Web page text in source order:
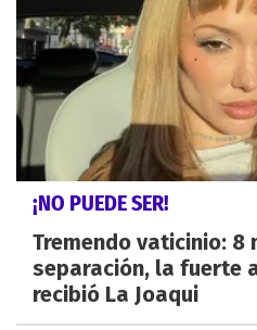
¡NO PUEDE SER!
Tremendo vaticinio: 8
separación, la fuerte
recibió La Joaqui